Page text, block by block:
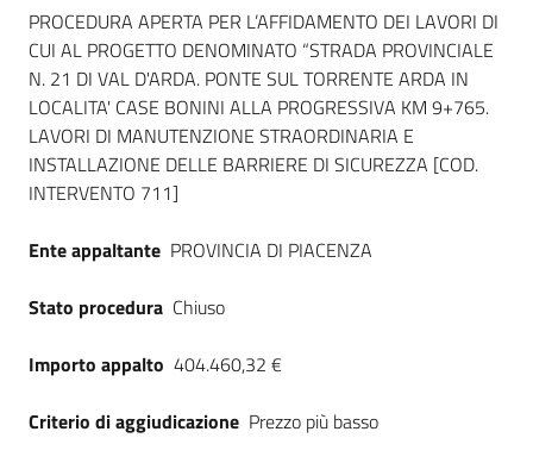
Dati del bando
PROCEDURA APERTA PER L’AFFIDAMENTO DEI LAVORI DI
CUI AL PROGETTO DENOMINATO “STRADA PROVINCIALE
N. 21 DI VAL D'ARDA. PONTE SUL TORRENTE ARDA IN
LOCALITA' CASE BONINI ALLA PROGRESSIVA KM 9+765.
LAVORI DI MANUTENZIONE STRAORDINARIA E
INSTALLAZIONE DELLE BARRIERE DI SICUREZZA [COD.
INTERVENTO 711]
Ente appaltante PROVINCIA DI PIACENZA
Stato procedura Chiuso
Importo appalto 404.460,32 €
Criterio di aggiudicazione Prezzo più basso